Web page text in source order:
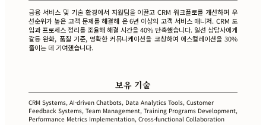
금융 서비스 및 기술 환경에서 지원팀을 이끌고 CRM 워크플로를 개선하며 우
선순위가 높은 고객 문제를 해결해 온 6년 이상의 고객 서비스 매니저. CRM 도
입과 프로세스 정리를 조율해 해결 시간을 40% 단축했습니다. 일선 상담사에게
갈등 완화, 품질 기준, 명확한 커뮤니케이션을 코칭하여 에스컬레이션을 30%
줄이는 데 기여했습니다.
보유 기술
CRM Systems, AI-driven Chatbots, Data Analytics Tools, Customer
Feedback Systems, Team Management, Training Programs Development,
Performance Metrics Implementation, Cross-functional Collaboration